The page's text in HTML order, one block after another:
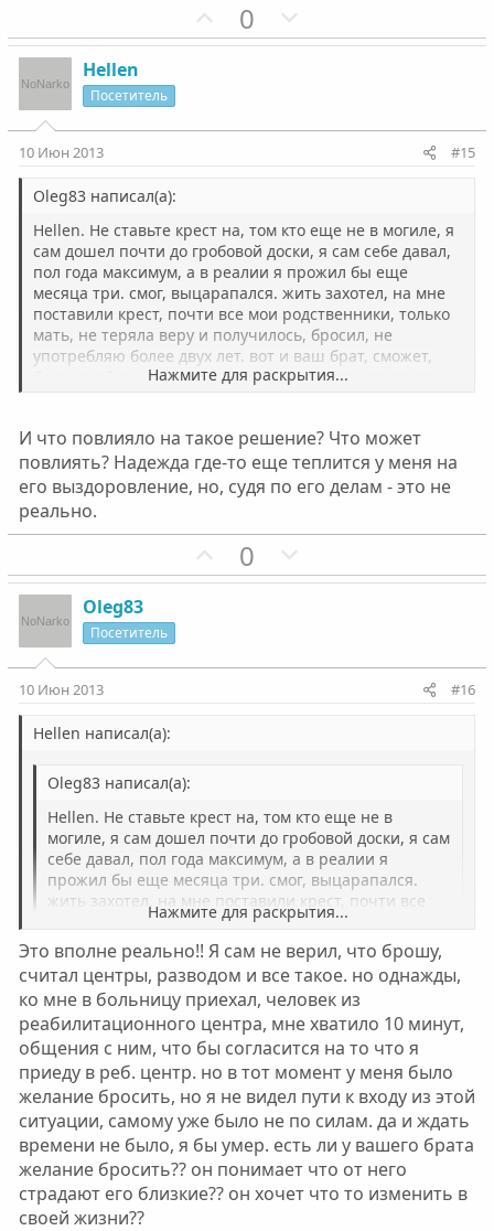
П
о
т
ы
й
г
о
л
о
с
0
е
т
ы
й
г
о
л
о
с
Hellen
Посетитель
10 Июн 2013 #15
Oleg83 написал(а):
Hellen. Не ставьте крест на, том кто еще не в могиле, я
сам дошел почти до гробовой доски, я сам себе давал,
пол года максимум, а в реалии я прожил бы еще
месяца три. смог, выцарапался. жить захотел, на мне
поставили крест, почти все мои родственники, только
мать, не теряла веру и получилось, бросил, не
употребляю более двух лет. вот и ваш брат, сможет,
больше общения,если вы конечно хотите его спасти,
легче всего сказать, он не хочет, он пропащий и все
такое. не опускайте руки, у вас все получится.
Нажмите для раскрытия...
И что повлияло на такое решение? Что может
повлиять? Надежда где-то еще теплится у меня на
его выздоровление, но, судя по его делам - это не
реально.
П
о
т
г
о
л
о
с
0
е
т
г
о
л
о
с
Oleg83
Посетитель
10 Июн 2013 #16
Hellen написал(а):
Oleg83 написал(а):
Hellen. Не ставьте крест на, том кто еще не в
могиле, я сам дошел почти до гробовой доски, я сам
себе давал, пол года максимум, а в реалии я
прожил бы еще месяца три. смог, выцарапался.
жить захотел, на мне поставили крест, почти все
мои родственники, только мать, не теряла веру и
получилось, бросил, не употребляю более двух лет.
вот и ваш брат, сможет, больше общения,если вы
конечно хотите его спасти, если он вам дорог.
понятно, что он сейчас ведет себя как животное,
извините за прямоту. но все возможно, легче всего
сказать, он не хочет, он пропащий и все такое. не
опускайте руки, у вас все получится.
Нажмите для раскрытия...
И что повлияло на такое решение? Что может
повлиять? Надежда где-то еще теплится у меня на его
выздоровление, но, судя по его делам - это не реально.
Нажмите для раскрытия...
Это вполне реально!! Я сам не верил, что брошу,
считал центры, разводом и все такое. но однажды,
ко мне в больницу приехал, человек из
реабилитационного центра, мне хватило 10 минут,
общения с ним, что бы согласится на то что я
приеду в реб. центр. но в тот момент у меня было
желание бросить, но я не видел пути к входу из этой
ситуации, самому уже было не по силам. да и ждать
времени не было, я бы умер. есть ли у вашего брата
желание бросить?? он понимает что от него
страдают его близкие?? он хочет что то изменить в
своей жизни??